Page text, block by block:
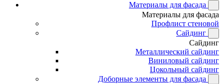
Материалы для фасада
Материалы для фасада
Профлист стеновой
Сайдинг
Сайдинг
Металлический сайдинг
Виниловый сайдинг
Цокольный сайдинг
Доборные элементы для фасада